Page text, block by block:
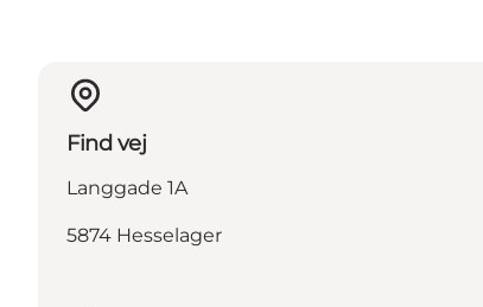
Find vej
Langgade 1A
5874 Hesselager